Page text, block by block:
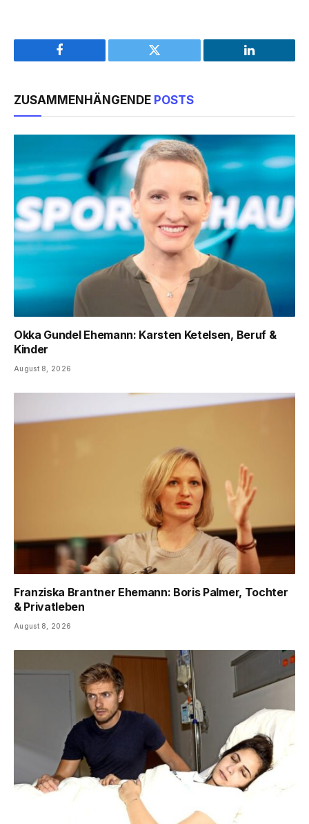
Facebook Twitter LinkedIn
ZUSAMMENHÄNGENDE POSTS
Okka Gundel Ehemann: Karsten Ketelsen, Beruf &
Kinder
August 8, 2026
Franziska Brantner Ehemann: Boris Palmer, Tochter
& Privatleben
August 8, 2026